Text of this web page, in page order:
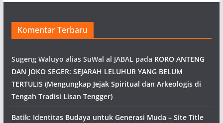
Komentar Terbaru
Sugeng Waluyo alias SuWal al JABALpada RORO ANTENG
DAN JOKO SEGER: SEJARAH LELUHUR YANG BELUM
TERTULIS (Mengungkap Jejak Spiritual dan Arkeologis di
Tengah Tradisi Lisan Tengger)
Batik: Identitas Budaya untuk Generasi Muda – Site Title